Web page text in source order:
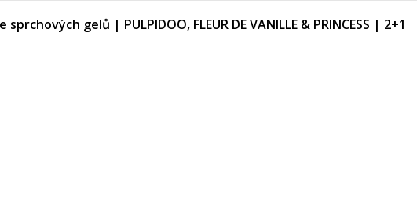
gelů | PULPIDOO, FLEUR DE VANILLE & PRINCESS | 2+1